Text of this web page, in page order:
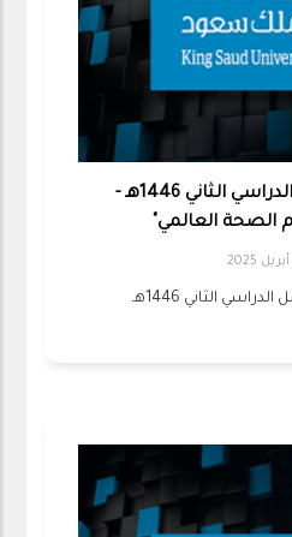
فعاليات الفصل الدراسي الثاني 1446هـ -
الصحة العالمي"
الثاني 1446هـ